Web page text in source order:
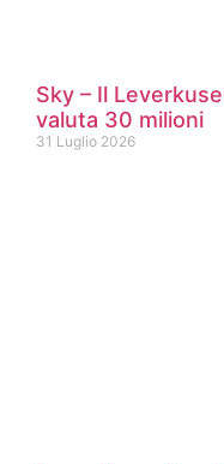
Sky – Il
valuta 30 milioni
31 Luglio 2026